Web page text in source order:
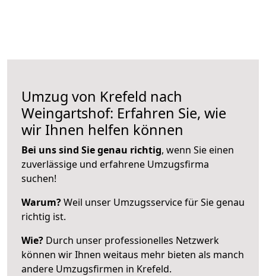
Umzug von Krefeld nach
Weingartshof: Erfahren Sie, wie
wir Ihnen helfen können
Bei uns sind Sie genau richtig, wenn Sie einen
zuverlässige und erfahrene Umzugsfirma
suchen!
Warum?Weil unser Umzugsservice für Sie genau
richtig ist.
Wie? Durch unser professionelles Netzwerk
können wir Ihnen weitaus mehr bieten als manch
andere Umzugsfirmen in Krefeld.